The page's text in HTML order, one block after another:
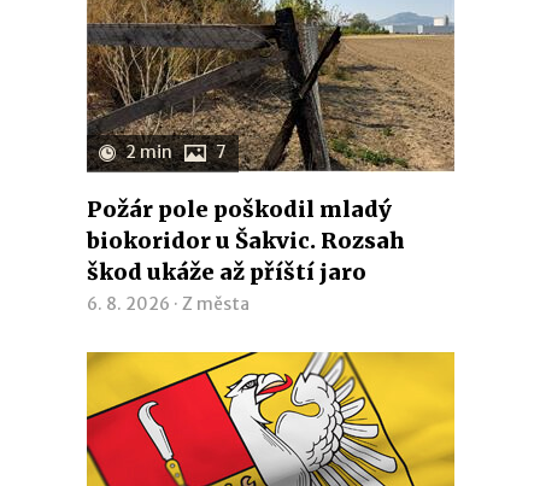
2 min 7
Požár pole poškodil mladý
biokoridor u Šakvic. Rozsah
škod ukáže až příští jaro
6. 8. 2026 · Z města